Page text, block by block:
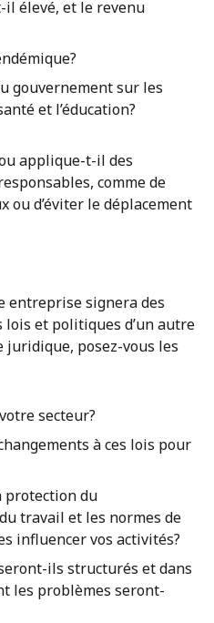
il élevé, et le revenu
gouvernement sur les
et l’éducation?
applique-t-il des
comme de
ou d’éviter le déplacement
entreprise signera des
et politiques d’un autre
juridique, posez-vous les
secteur?
à ces lois pour
protection du
travail et les normes de
influencer vos activités?
ils structurés et dans
les problèmes seront-